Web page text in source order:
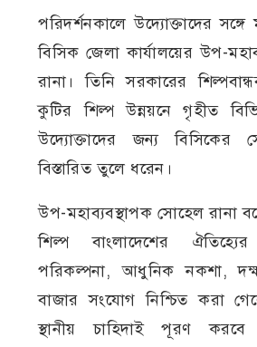
পরিদর্শনকালে উদ্যোক্তাদের
বিসিক জেলা কার্যালয়ের উপ-
রানা। তিনি সরকারের
কুটির শিল্প উন্নয়নে গৃহীত
উদ্যোক্তাদের জন্য বিসিকের
বিস্তারিত তুলে ধরেন।
উপ-মহাব্যবস্থাপক সোহেল রানা
শিল্প বাংলাদেশের
পরিকল্পনা, আধুনিক নকশা,
বাজার সংযোগ নিশ্চিত করা
স্থানীয় চাহিদাই পূরণ